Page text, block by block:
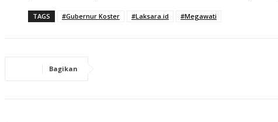
TAGS #Gubernur Koster #Laksara.id #Megawati
Bagikan